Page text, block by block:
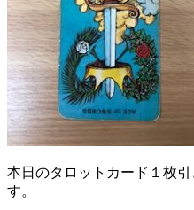
本日のタロットカード１枚
す。